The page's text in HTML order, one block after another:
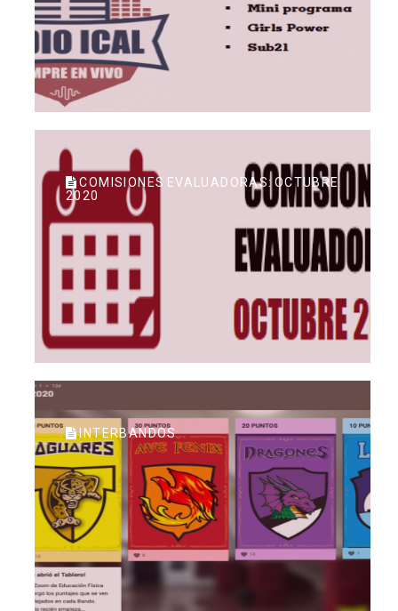
COMISIONES EVALUADORAS: OCTUBRE
2020
INTERBANDOS